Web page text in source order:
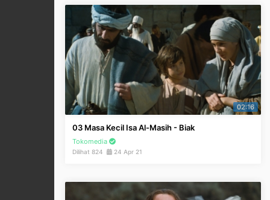
02:16
03 Masa Kecil Isa Al-Masih - Biak
Tokomedia
Dilihat 824 24 Apr 21